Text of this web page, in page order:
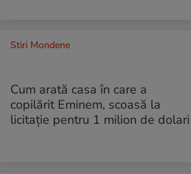
Stiri Mondene
Cum arată casa în care a
copilărit Eminem, scoasă la
licitaţie pentru 1 milion de dolari